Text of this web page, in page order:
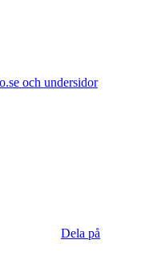
och undersidor
Dela på